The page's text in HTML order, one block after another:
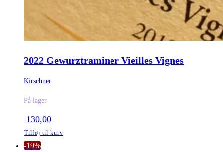
2022 Gewurztraminer Vieilles Vignes
Kirschner
På lager
130,00
Tilføj til kurv
-19%